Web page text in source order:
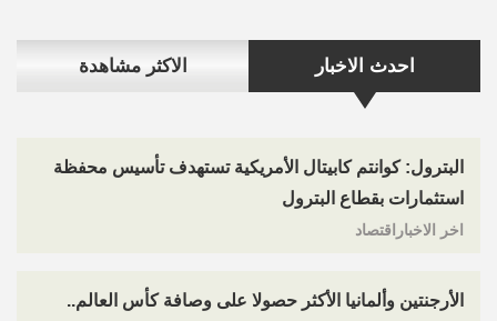
احدث الاخبار الاكثر مشاهدة
البترول: كوانتم كابيتال الأمريكية تستهدف تأسيس محفظة
استثمارات بقطاع البترول
اخر الاخباراقتصاد
الأرجنتين وألمانيا الأكثر حصولا على وصافة كأس العالم..